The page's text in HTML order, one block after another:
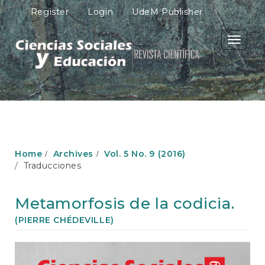
M
a
i
n
N
a
v
i
g
n
n
C
n
Register Login UdeM Publisher
Toggle
Home Archives
Vol. 5 No. 9 (2016)
Traducciones
Metamorfosis de la codicia.
(PIERRE CHÉDEVILLE)